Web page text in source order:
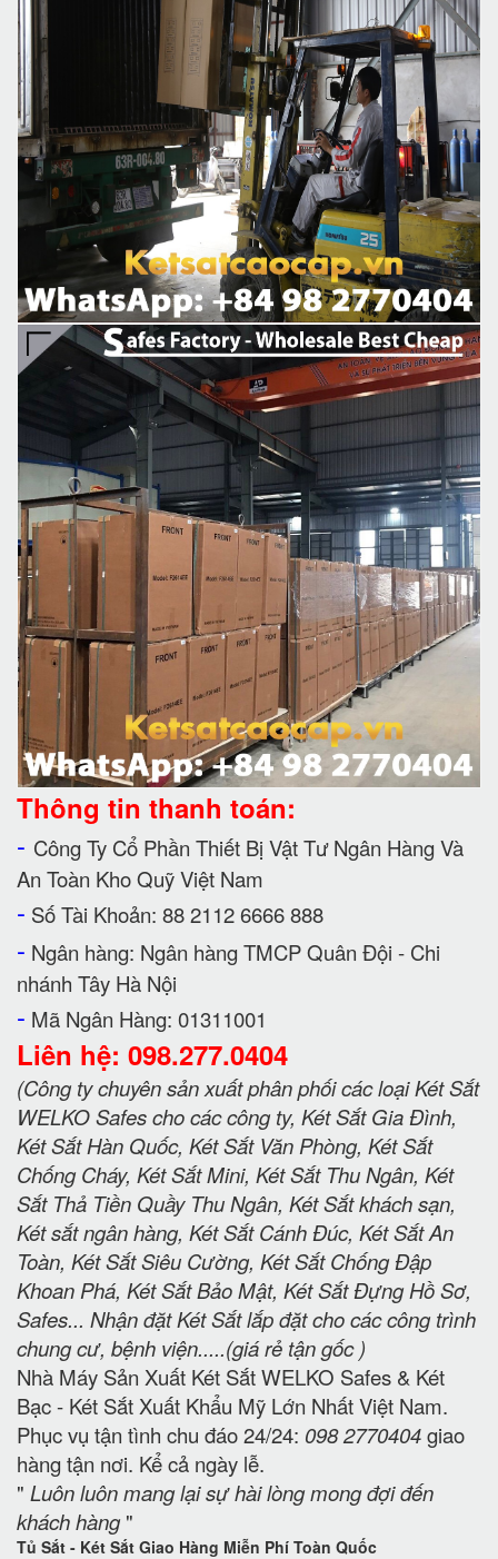
Thông tin thanh toán:
- Công Ty Cổ Phần Thiết Bị Vật Tư Ngân Hàng Và
An Toàn Kho Quỹ Việt Nam
- Số Tài Khoản: 88 2112 6666 888
- Ngân hàng: Ngân hàng TMCP Quân Đội - Chi
nhánh Tây Hà Nội
- Mã Ngân Hàng: 01311001
Liên hệ: 098.277.0404
(Công ty chuyên sản xuất phân phối các loại Két Sắt
WELKO Safes cho các công ty, Két Sắt Gia Đình,
Két Sắt Hàn Quốc, Két Sắt Văn Phòng, Két Sắt
Chống Cháy, Két Sắt Mini, Két Sắt Thu Ngân, Két
Sắt Thả Tiền Quầy Thu Ngân, Két Sắt khách sạn,
Két sắt ngân hàng, Két Sắt Cánh Đúc, Két Sắt An
Toàn, Két Sắt Siêu Cường, Két Sắt Chống Đập
Khoan Phá, Két Sắt Bảo Mật, Két Sắt Đựng Hồ Sơ,
Safes... Nhận đặt Két Sắt lắp đặt cho các công trình
chung cư, bệnh viện.....(giá rẻ tận gốc )
Nhà Máy Sản Xuất Két Sắt WELKO Safes & Két
Bạc - Két Sắt Xuất Khẩu Mỹ Lớn Nhất Việt Nam.
Phục vụ tận tình chu đáo 24/24: 098 2770404giao
hàng tận nơi. Kể cả ngày lễ.
" Luôn luôn mang lại sự hài lòng mong đợi đến
khách hàng"
Tủ Sắt - Két Sắt Giao Hàng Miễn Phí Toàn Quốc